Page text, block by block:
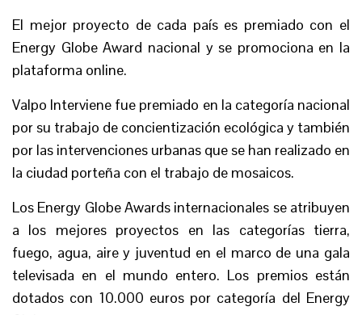
El mejor proyecto de cada país es premiado con el
Energy Globe Award nacional y se promociona en la
plataforma online.
Valpo Interviene fue premiado en la categoría nacional
por su trabajo de concientización ecológica y también
por las intervenciones urbanas que se han realizado en
la ciudad porteña con el trabajo de mosaicos.
Los Energy Globe Awards internacionales se atribuyen
a los mejores proyectos en las categorías tierra,
fuego, agua, aire y juventud en el marco de una gala
televisada en el mundo entero. Los premios están
dotados con 10.000 euros por categoría del Energy